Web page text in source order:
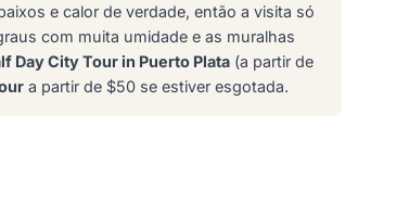
e calor de verdade, então a visita só
com muita umidade e as muralhas
Day City Tour in Puerto Plata (a partir de
a partir de $50 se estiver esgotada.